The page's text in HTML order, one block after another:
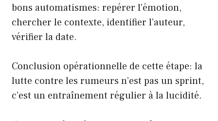
bons automatismes: repérer l’émotion,
chercher le contexte, identifier l’auteur,
vérifier la date.
Conclusion opérationnelle de cette étape: la
lutte contre les rumeurs n’est pas un sprint,
c’est un entraînement régulier à la lucidité.